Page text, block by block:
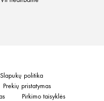
Slapukų politika
Prekių pristatymas
Pirkimo taisyklės